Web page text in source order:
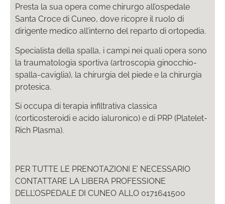
Presta la sua opera come chirurgo all’ospedale
Santa Croce di Cuneo, dove ricopre il ruolo di
dirigente medico all’interno del reparto di ortopedia.
Specialista della spalla, i campi nei quali opera sono
la traumatologia sportiva (artroscopia ginocchio-
spalla-caviglia), la chirurgia del piede e la chirurgia
protesica.
Si occupa di terapia infiltrativa classica
(corticosteroidi e acido ialuronico) e di PRP (Platelet-
Rich Plasma).
PER TUTTE LE PRENOTAZIONI E’ NECESSARIO
CONTATTARE LA LIBERA PROFESSIONE
DELL’OSPEDALE DI CUNEO ALLO 0171641500